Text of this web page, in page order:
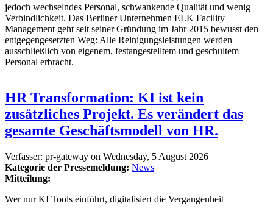
jedoch wechselndes Personal, schwankende Qualität und wenig
Verbindlichkeit. Das Berliner Unternehmen ELK Facility
Management geht seit seiner Gründung im Jahr 2015 bewusst den
entgegengesetzten Weg: Alle Reinigungsleistungen werden
ausschließlich von eigenem, festangestelltem und geschultem
Personal erbracht.
HR Transformation: KI ist kein
zusätzliches Projekt. Es verändert das
gesamte Geschäftsmodell von HR.
Verfasser: pr-gateway on Wednesday, 5 August 2026
Kategorie der Pressemeldung: News
Mitteilung:
Wer nur KI Tools einführt, digitalisiert die Vergangenheit